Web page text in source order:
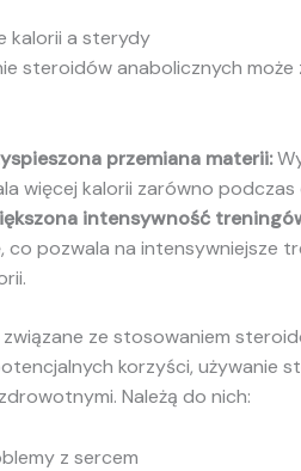
kalorii a sterydy
steroidów anabolicznych może
przemiana materii:
więcej kalorii zarówno podczas
intensywność
co pozwala na intensywniejsze
związane ze stosowaniem
korzyści, używanie
Należą do nich:
z sercem